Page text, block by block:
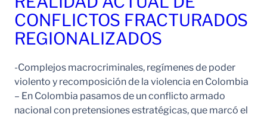
CONFLICTOS FRACTURADOS
REGIONALIZADOS
-Complejos macrocriminales, regímenes de poder
violento y recomposición de la violencia en Colombia
– En Colombia pasamos de un conflicto armado
nacional con pretensiones estratégicas, que marcó el